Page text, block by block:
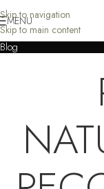
Skip to navigation
Skip to main content
MENU
Blog